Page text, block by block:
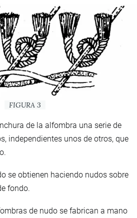
FIGURA 3
de la alfombra una serie de
independientes unos de otros, que
se obtienen haciendo nudos sobre
fondo.
de nudo se fabrican a mano